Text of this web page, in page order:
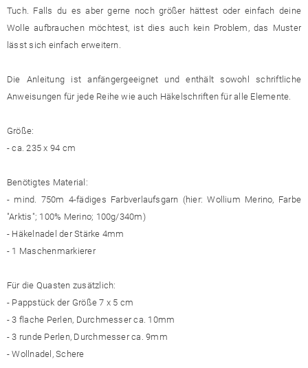
Tuch. Falls du es aber gerne noch größer hättest oder einfach deine
Wolle aufbrauchen möchtest, ist dies auch kein Problem, das Muster
lässt sich einfach erweitern.
Die Anleitung ist anfängergeeignet und enthält sowohl schriftliche
Anweisungen für jede Reihe wie auch Häkelschriften für alle Elemente.
Größe:
- ca. 235 x 94 cm
Benötigtes Material:
- mind. 750m 4-fädiges Farbverlaufsgarn (hier: Wollium Merino, Farbe
"Arktis"; 100% Merino; 100g/340m)
- Häkelnadel der Stärke 4mm
- 1 Maschenmarkierer
Für die Quasten zusätzlich:
- Pappstück der Größe 7 x 5 cm
- 3 flache Perlen, Durchmesser ca. 10mm
- 3 runde Perlen, Durchmesser ca. 9mm
- Wollnadel, Schere